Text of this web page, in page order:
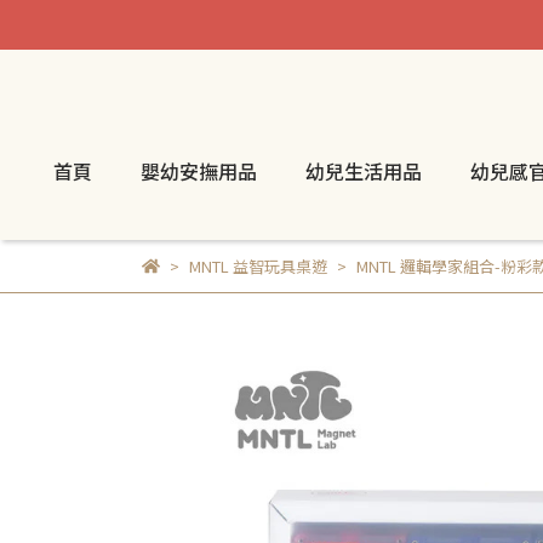
首頁 嬰幼安撫用品 幼兒生活用品 幼兒感
MNTL 益智玩具桌遊 MNTL 邏輯學家組合-粉彩